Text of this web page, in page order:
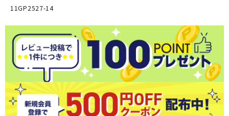
11GP2527-14